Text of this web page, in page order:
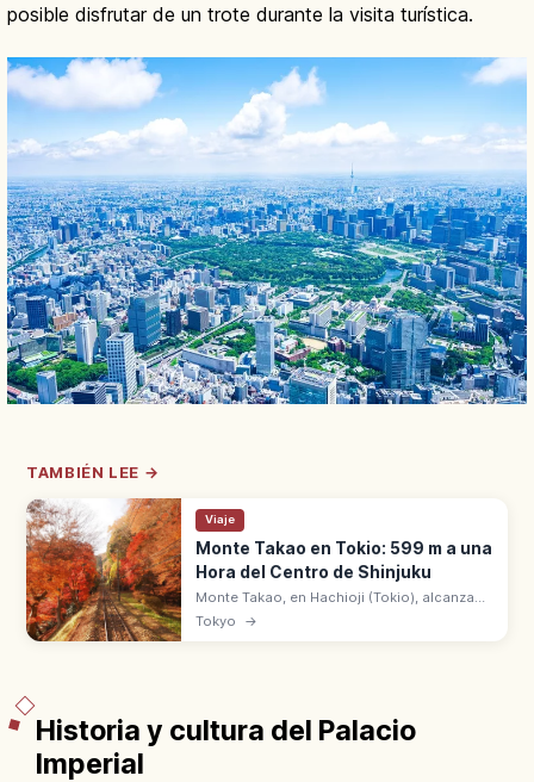
posible disfrutar de un trote durante la visita turística.
TAMBIÉN LEE →
Viaje
Monte Takao en Tokio: 599 m a una
Hora del Centro de Shinjuku
Monte Takao, en Hachioji (Tokio), alcanza
599 m con 3 estrellas en Michelin Verde y 3
millones de senderistas al año. A 1 hora en
Tokyo →
Historia y cultura del Palacio
Imperial